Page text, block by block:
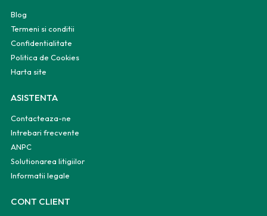
Blog
Termeni si conditii
Confidentialitate
Politica de Cookies
Harta site
ASISTENTA
Contacteaza-ne
Intrebari frecvente
ANPC
Solutionarea litigiilor
Informatii legale
CONT CLIENT